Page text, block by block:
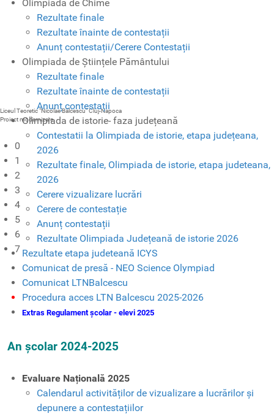
Liceul Teoretic "Nicolae Bălcescu" Cluj-Napoca
Proiect modernizare
0
1
2
3
4
5
6
7
Olimpiada de Chime
Rezultate finale
Rezultate înainte de contestații
Anunț contestații/Cerere Contestații
Olimpiada de Științele Pământului
Rezultate finale
Rezultate înainte de contestații
Anunț contestații
Olimpiada de istorie- faza județeană
Contestatii la Olimpiada de istorie, etapa județeana,
2026
Rezultate finale, Olimpiada de istorie, etapa judeteana,
2026
Cerere vizualizare lucrări
Cerere de contestație
Anunț contestații
Rezultate Olimpiada Județeană de istorie 2026
Rezultate etapa judeteană ICYS
Comunicat de presă - NEO Science Olympiad
Comunicat LTNBalcescu
Procedura acces LTN Balcescu 2025-2026
Extras Regulament școlar - elevi 2025
An școlar 2024-2025
Evaluare Națională 2025
Calendarul activităților de vizualizare a lucrărilor și
depunere a contestațiilor